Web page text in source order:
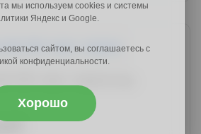
мы используем cookies и системы
Яндекс и Google.
сайтом, вы соглашаетесь с
конфиденциальности.
Хорошо